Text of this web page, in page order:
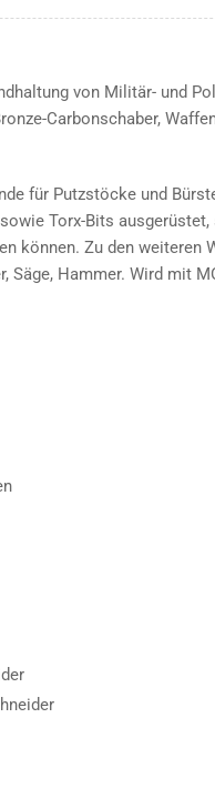
von Militär- und
Carbonschaber,
für Putzstöcke und
Torx-Bits ausgerüstet,
können. Zu den weiteren
Säge, Hammer. Wird mit